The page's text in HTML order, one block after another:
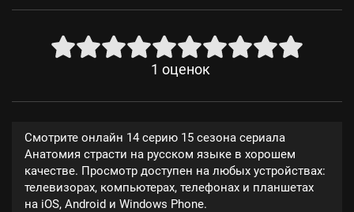
1 оценок
Смотрите онлайн 14 серию 15 сезона сериала
Анатомия страсти на русском языке в хорошем
качестве. Просмотр доступен на любых устройствах:
телевизорах, компьютерах, телефонах и планшетах
на iOS, Android и Windows Phone.